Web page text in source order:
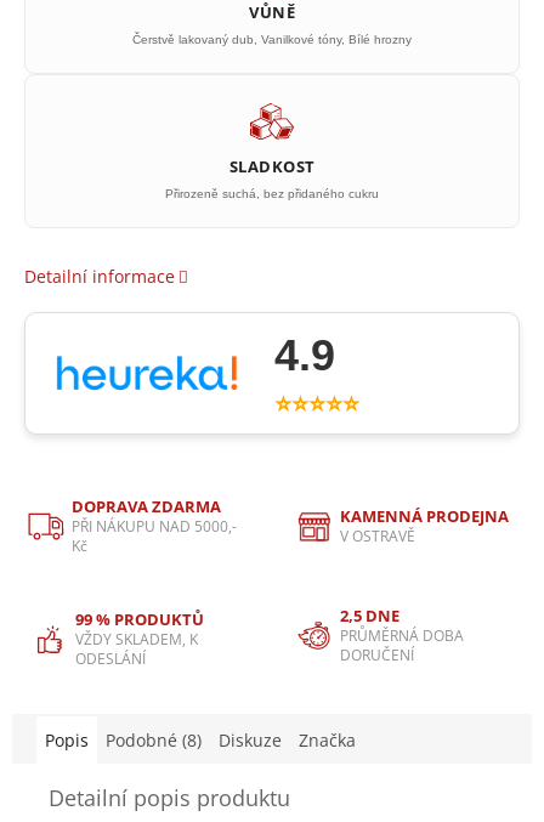
VŮNĚ
Čerstvě lakovaný dub, Vanilkové tóny, Bílé hrozny
SLADKOST
Přirozeně suchá, bez přidaného cukru
Detailní informace
4.9
⭐⭐⭐⭐⭐
DOPRAVA ZDARMA
PŘI NÁKUPU NAD 5000,-
Kč
KAMENNÁ PRODEJNA
V OSTRAVĚ
99 % PRODUKTŮ
VŽDY SKLADEM, K
ODESLÁNÍ
2,5 DNE
PRŮMĚRNÁ DOBA
DORUČENÍ
Popis Podobné (8) Diskuze Značka
Detailní popis produktu